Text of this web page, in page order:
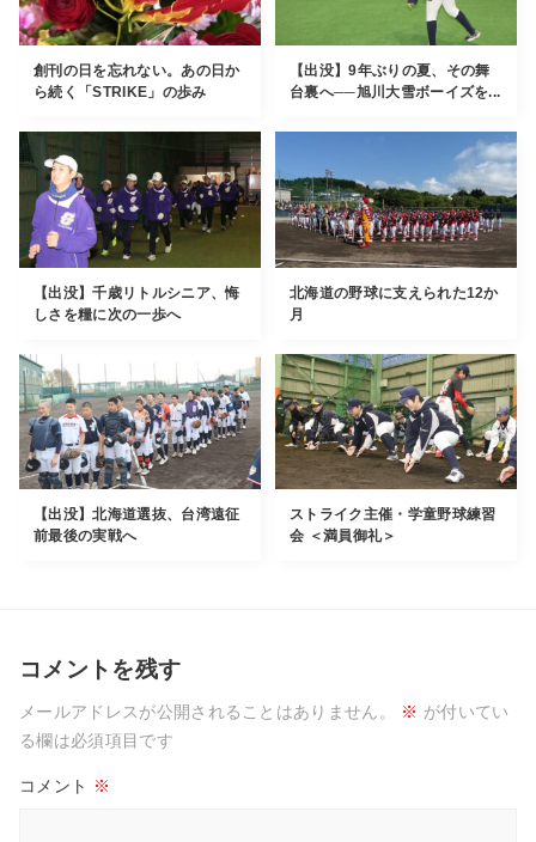
創刊の日を忘れない。あの日か
ら続く「STRIKE」の歩み
【出没】9年ぶりの夏、その舞
台裏へ──旭川大雪ボーイズを...
【出没】千歳リトルシニア、悔
しさを糧に次の一歩へ
北海道の野球に支えられた12か
月
【出没】北海道選抜、台湾遠征
前最後の実戦へ
ストライク主催・学童野球練習
会 ＜満員御礼＞
コメントを残す
メールアドレスが公開されることはありません。 ※ が付いてい
る欄は必須項目です
コメント ※